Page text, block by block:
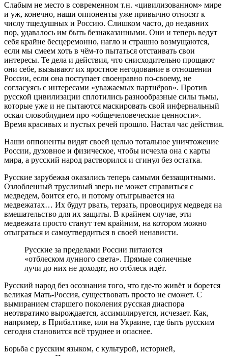
Слабым не место в современном т.н. «цивилизованном» мире
и уж, конечно, наши оппоненты уже привычно относят к
числу тщедушных и Россию. Слишком часто, до недавних
пор, удавалось им быть безнаказанными. Они и теперь ведут
себя крайне бесцеремонно, нагло и страшно возмущаются,
если мы смеем хоть в чём-то пытаться отстаивать свои
интересы. Те дела и действия, что снисходительно прощают
они себе, вызывают их яростное негодование в отношении
России, если она поступает своенравно по-своему, не
согласуясь с интересами «уважаемых партнёров». Против
русской цивилизации сплотились разнообразные силы тьмы,
которые уже и не пытаются маскировать свой инфернальный
оскал словоблудием про «общечеловеческие ценности».
Время красивых и пустых речей прошло. Настал час действия.
Наши оппоненты видят своей целью тотальное уничтожение
России, духовное и физическое, чтобы исчезла она с карты
мира, а русский народ растворился и сгинул без остатка.
Русские зарубежья оказались теперь самыми беззащитными.
Озлобленный трусливый зверь не может справиться с
медведем, боится его, и потому отыгрывается на
медвежатах… Их будут рвать, терзать, провоцируя медведя на
вмешательство для их защиты. В крайнем случае, эти
медвежата просто станут тем крайним, на котором можно
отыграться и самоутвердиться в своей ненависти.
Русские за пределами России питаются
«отблеском лунного света». Прямые солнечные
лучи до них не доходят, но отблеск идёт.
Русский народ без осознания того, что где-то живёт и борется
великая Мать-Россия, существовать просто не сможет. С
вымиранием старшего поколения русская диаспора
неотвратимо вырождается, ассимилируется, исчезает. Как,
например, в Прибалтике, или на Украине, где быть русским
сегодня становится всё труднее и опаснее.
Борьба с русским языком, с культурой, историей,